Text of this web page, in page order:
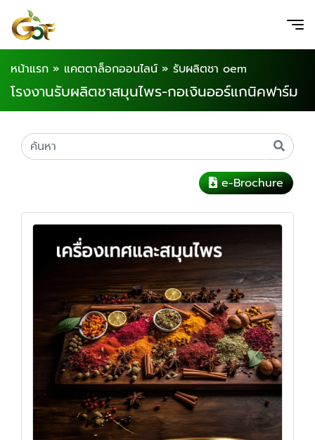
หน้าแรก » แคตตาล็อกออนไลน์ » รับผลิตชา oem
โรงงานรับผลิตชาสมุนไพร-กอเงินออร์แกนิคฟาร์ม
e-Brochure